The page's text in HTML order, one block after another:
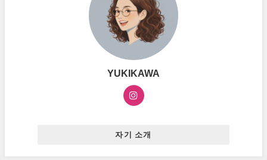
YUKIKAWA
자기 소개